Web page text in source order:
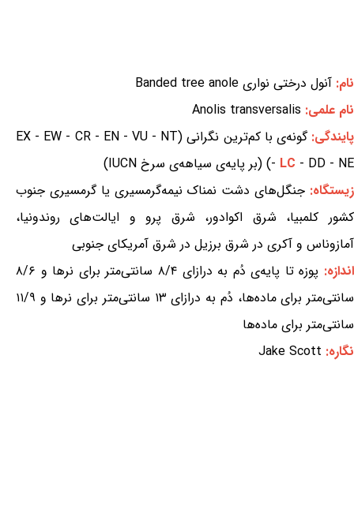
نام: آنول درختی نواری Banded tree anole
نام علمی: Anolis transversalis
پایندگی:
گونه‌ی با کم‌ترین نگرانی (EX - EW - CR - EN - VU - NT
- LC - DD - NE) (بر پایه‌ی سیاهه‌ی سرخ IUCN)
زیستگاه: جنگل‌های دشت نمناک نیمه‌گرمسیری یا گرمسیری جنوب
کشور کلمبیا، شرق اکوادور، شرق پرو و ایالت‌های روندونیا،
آمازوناس و آکری در شرق برزیل در شرق آمریکای جنوبی
اندازه:
پوزه تا پایه‌ی دُم به درازای ۸/۴ سانتی‌متر برای نرها و ۸/۶
سانتی‌متر برای ماده‌ها، دُم به درازای ۱۳ سانتی‌متر برای نرها و ۱۱/۹
سانتی‌متر برای ماده‌ها
نگاره: Jake Scott